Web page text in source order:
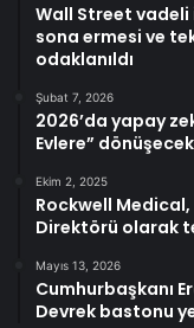
Wall Street vadeli
sona ermesi ve
odaklanıldı
Şubat 7, 2026
2026’da yapay
Evlere” dönüşecek
Ekim 2, 2025
Rockwell Medical,
Direktörü olarak
Mayıs 13, 2026
Cumhurbaşkanı
Devrek bastonu